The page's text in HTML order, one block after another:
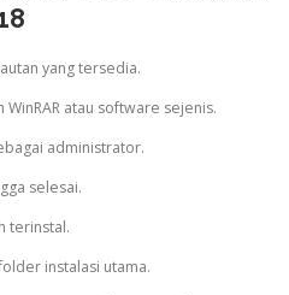
yang tersedia.
WinRAR atau software sejenis.
administrator.
selesai.
terinstal.
instalasi utama.